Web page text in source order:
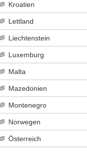
Kroatien
Lettland
Liechtenstein
Luxemburg
Malta
Mazedonien
Montenegro
Norwegen
Österreich